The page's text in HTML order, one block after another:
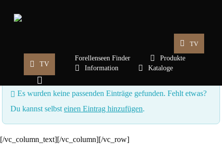
TV
TV
Forellenseen Finder
Produkte
Information
Kataloge
Startseite> GD-Archiv
Es wurden keine passenden Einträge gefunden. Fehlt etwas?
Du kannst selbst einen Eintrag hinzufügen.
[/vc_column_text][/vc_column][/vc_row]